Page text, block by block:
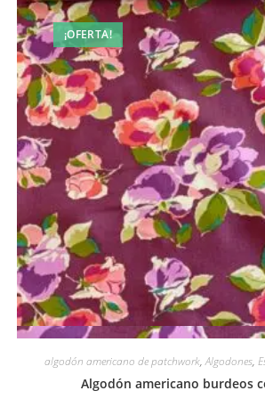
¡OFERTA!
Vista rápida
algodón americano de patchwork,Algodones,
Algodón americano burdeos